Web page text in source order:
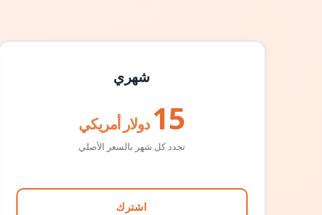
شهري
15 دولار أمريكي
تجدد كل شهر بالسعر الأصلي
اشترك